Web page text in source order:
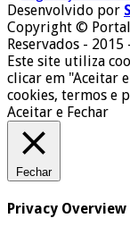
Desenvolvido por
Copyright ©
Reservados - 2015
Este site utiliza
clicar em "Aceitar
cookies, termos e
Aceitar e Fechar
Fechar
Privacy Overview